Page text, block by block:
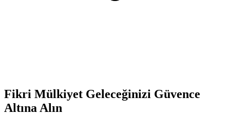
Fikri Mülkiyet Geleceğinizi Güvence
Altına Alın